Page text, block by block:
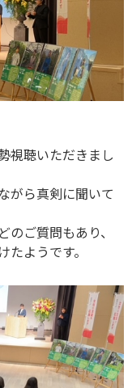
視聴いただきまし
がら真剣に聞いて
のご質問もあり、
ようです。